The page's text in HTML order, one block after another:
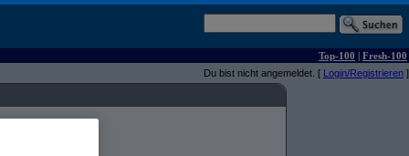
Top-100 | Fresh-100
Du bist nicht angemeldet. [ Login/Registrieren ]